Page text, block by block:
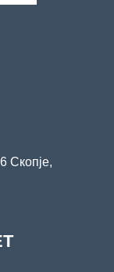
Скопје,